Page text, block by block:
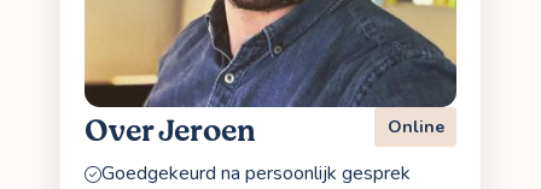
Over Jeroen Online
Goedgekeurd na persoonlijk gesprek